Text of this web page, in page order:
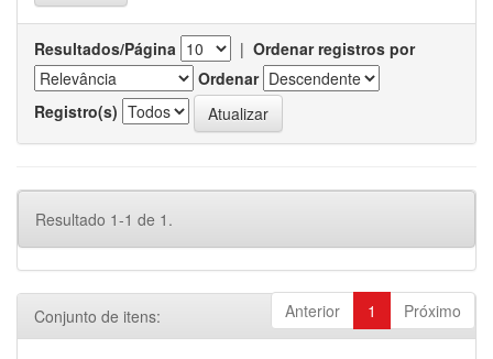
Resultados/Página | Ordenar registros por
Ordenar
Registro(s)
Resultado 1-1 de 1.
Anterior 1 Próximo
Conjunto de itens: